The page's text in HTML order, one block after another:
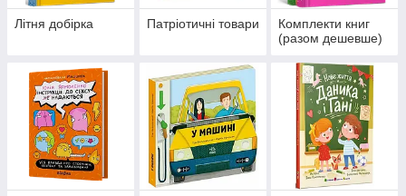
Літня добірка Патріотичні товари
Комплекти книг
(разом дешевше)